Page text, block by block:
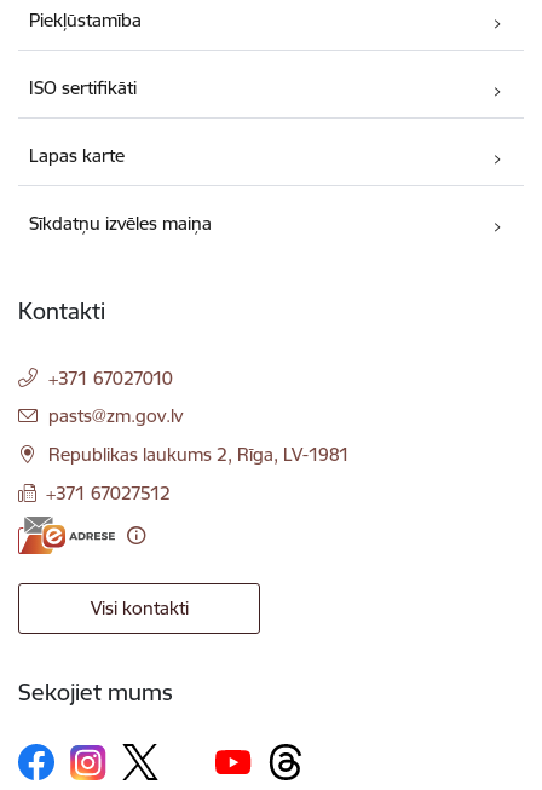
Piekļūstamība
ISO sertifikāti
Lapas karte
Sīkdatņu izvēles maiņa
Kontakti
+371 67027010
E-pasts:
pasts@zm.gov.lv
Republikas laukums 2, Rīga, LV-1981
+371 67027512
Visi kontakti
Sekojiet mums